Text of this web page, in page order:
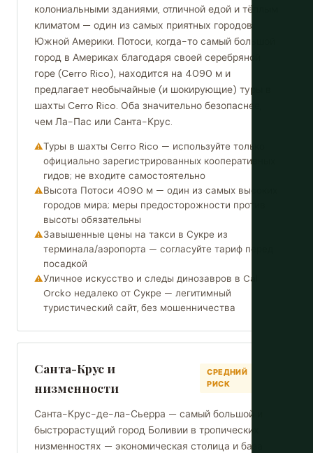
колониальными зданиями, отличной едой и тёплым
климатом — один из самых приятных городов
Южной Америки. Потоси, когда-то самый большой
город в Америках благодаря своей серебряной
горе (Cerro Rico), находится на 4090 м и
предлагает необычайные (и шокирующие) туры в
шахты Cerro Rico. Оба значительно безопаснее,
чем Ла-Пас или Санта-Крус.
Туры в шахты Cerro Rico — используйте только
официально зарегистрированных кооперативных
гидов; не входите самостоятельно
Высота Потоси 4090 м — один из самых высоких
городов мира; меры предосторожности против
высоты обязательны
Завышенные цены на такси в Сукре из
терминала/аэропорта — согласуйте тариф перед
посадкой
Уличное искусство и следы динозавров в Cal
Orcko недалеко от Сукре — легитимный
туристический сайт, без мошенничества
Санта-Крус и
низменности
СРЕДНИЙ
РИСК
Санта-Крус-де-ла-Сьерра — самый большой и
быстрорастущий город Боливии в тропических
низменностях — экономическая столица и база